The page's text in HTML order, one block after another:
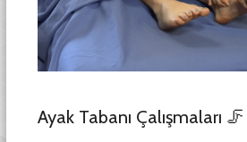
Ayak Tabanı Çalışmaları 🦵